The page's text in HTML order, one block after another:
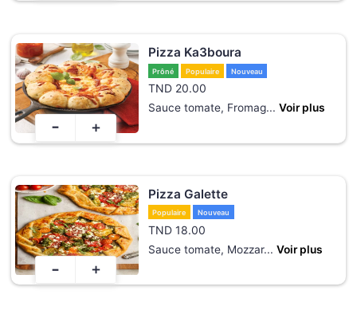
Pizza Ka3boura
Prôné Populaire Nouveau
TND 20.00
Sauce tomate, Fromag... Voir plus
- +
Pizza Galette
Populaire Nouveau
TND 18.00
Sauce tomate, Mozzar... Voir plus
- +